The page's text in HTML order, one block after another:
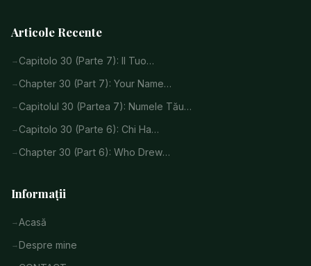
Articole Recente
Capitolo 30 (Parte 7): Il Tuo…
Chapter 30 (Part 7): Your Name…
Capitolul 30 (Partea 7): Numele Tău…
Capitolo 30 (Parte 6): Chi Ha…
Chapter 30 (Part 6): Who Drew…
Informații
Acasă
Despre mine